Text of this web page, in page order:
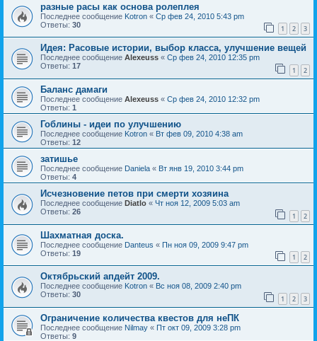
разные расы как основа ролеплея
Последнее сообщение Kotron « Ср фев 24, 2010 5:43 pm
Ответы: 30 1 2 3
Идея: Расовые истории, выбор класса, улучшение вещей
Последнее сообщение Alexeuss « Ср фев 24, 2010 12:35 pm
Ответы: 17 1 2
Баланс дамаги
Последнее сообщение Alexeuss « Ср фев 24, 2010 12:32 pm
Ответы: 1
Гоблины - идеи по улучшению
Последнее сообщение Kotron « Вт фев 09, 2010 4:38 am
Ответы: 12
затишье
Последнее сообщение Daniela « Вт янв 19, 2010 3:44 pm
Ответы: 4
Исчезновение петов при смерти хозяина
Последнее сообщение Diatlo « Чт ноя 12, 2009 5:03 am
Ответы: 26 1 2
Шахматная доска.
Последнее сообщение Danteus « Пн ноя 09, 2009 9:47 pm
Ответы: 19 1 2
Октябрьский апдейт 2009.
Последнее сообщение Kotron « Вс ноя 08, 2009 2:40 pm
Ответы: 30 1 2 3
Ограничение количества квестов для неПК
Последнее сообщение Nilmay « Пт окт 09, 2009 3:28 pm
Ответы: 9